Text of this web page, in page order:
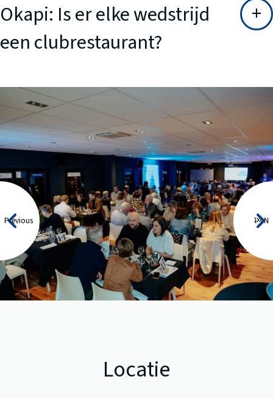
Okapi: Is er elke wedstrijd
een clubrestaurant?
Previous Next
Locatie